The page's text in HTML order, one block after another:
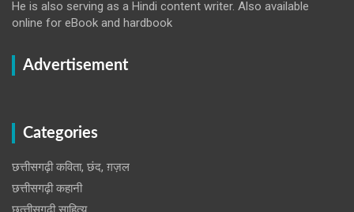
He is also serving as a Hindi content writer. Also available
online for eBook and hardbook
Advertisement
Categories
छत्तीसगढ़ी कविता, छंद, ग़ज़ल
छत्तीसगढ़ी कहानी